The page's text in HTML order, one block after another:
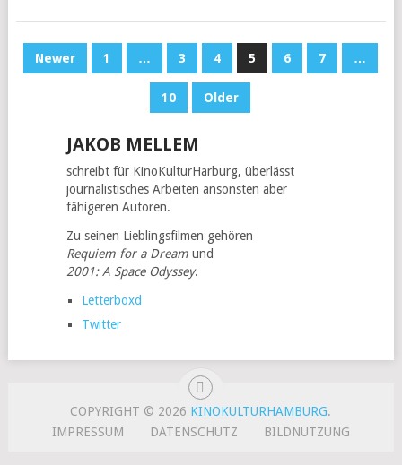
BEITRAGS-
NAVIGATION
Newer 1 … 3 4 5 6 7 …
10 Older
JAKOB MELLEM
schreibt für KinoKulturHarburg, überlässt
journalistisches Arbeiten ansonsten aber
fähigeren Autoren.
Zu seinen Lieblingsfilmen gehören
Requiem for a Dreamund
2001: A Space Odyssey.
Letterboxd
Twitter
COPYRIGHT © 2026 KINOKULTURHAMBURG.
IMPRESSUM
DATENSCHUTZ BILDNUTZUNG